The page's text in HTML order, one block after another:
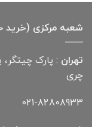
شعبه مرکزی
تهران : پارک
چری
021-82808933